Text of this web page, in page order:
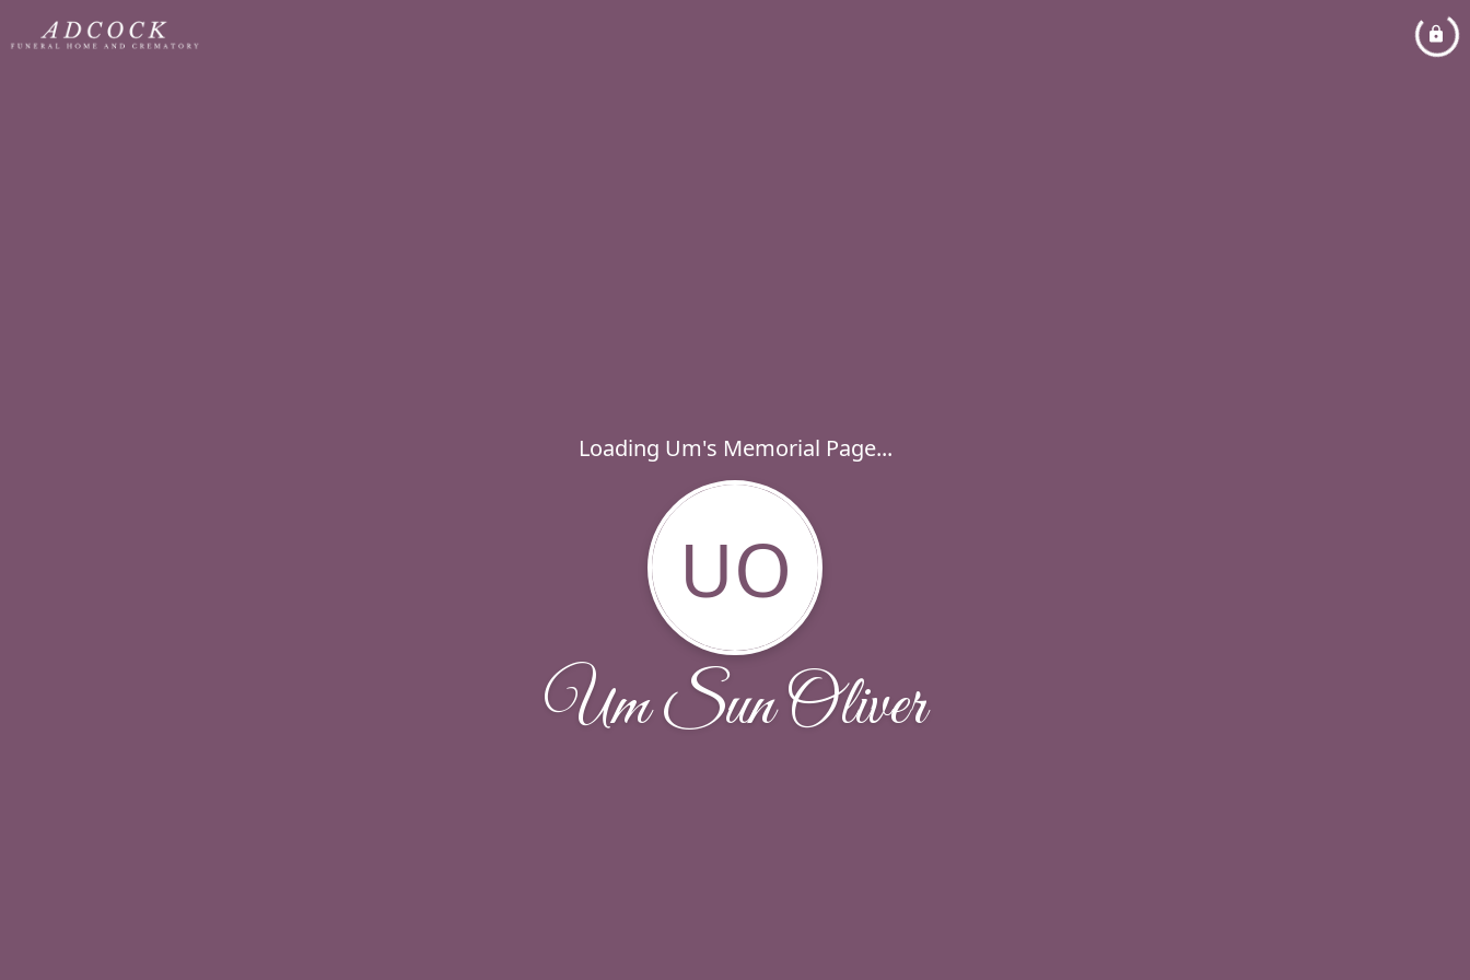
Loading Um's Memorial Page...
UO
Um Sun Oliver